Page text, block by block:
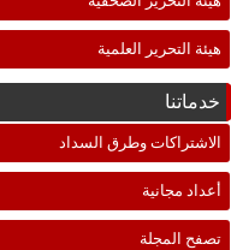
هيئة التحرير العلمية
خدماتنا
الاشتراكات وطرق السداد
أعداد مجانية
تصفح المجلة